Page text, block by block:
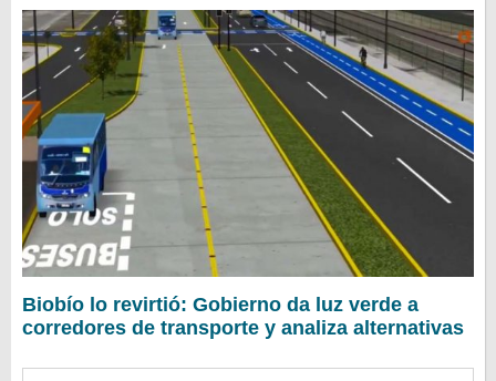
Biobío lo revirtió: Gobierno da luz verde a
corredores de transporte y analiza alternativas